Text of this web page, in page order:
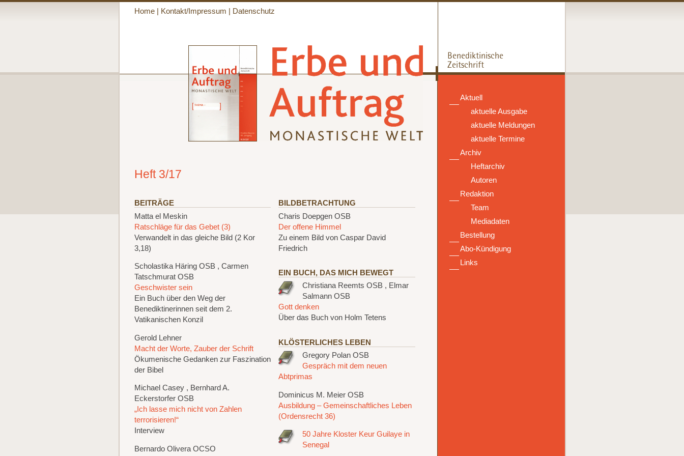
Home| Kontakt/Impressum Datenschutz
Aktuell
aktuelle Ausgabe
aktuelle Meldungen
aktuelle Termine
Archiv
Heftarchiv
Autoren
Redaktion
Team
Mediadaten
Bestellung
Abo-Kündigung
Links
Heft 3/17
BEITRÄGE
Matta el Meskin
Ratschläge für das Gebet (3)
Verwandelt in das gleiche Bild (2 Kor
3,18)
Scholastika Häring OSB , Carmen
Tatschmurat OSB
Geschwister sein
Ein Buch über den Weg der
Benediktinerinnen seit dem 2.
Vatikanischen Konzil
Gerold Lehner
Macht der Worte, Zauber der Schrift
Ökumenische Gedanken zur Faszination
der Bibel
Michael Casey , Bernhard A.
Eckerstorfer OSB
„Ich lasse mich nicht von Zahlen
terrorisieren!“
Interview
Bernardo Olivera OCSO
BILDBETRACHTUNG
Charis Doepgen OSB
Der offene Himmel
Zu einem Bild von Caspar David
Friedrich
EIN BUCH, DAS MICH BEWEGT
Christiana Reemts OSB , Elmar
Salmann OSB
Gott denken
Über das Buch von Holm Tetens
KLÖSTERLICHES LEBEN
Gregory Polan OSB
Gespräch mit dem neuen
Abtprimas
Dominicus M. Meier OSB
Ausbildung – Gemeinschaftliches Leben
(Ordensrecht 36)
50 Jahre Kloster Keur Guilaye in
Senegal